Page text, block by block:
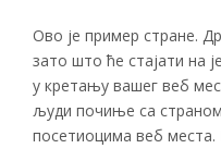
Ово је пример стране.
зато што ће стајати на
у кретању вашег веб
људи почиње са страном
посетиоцима веб